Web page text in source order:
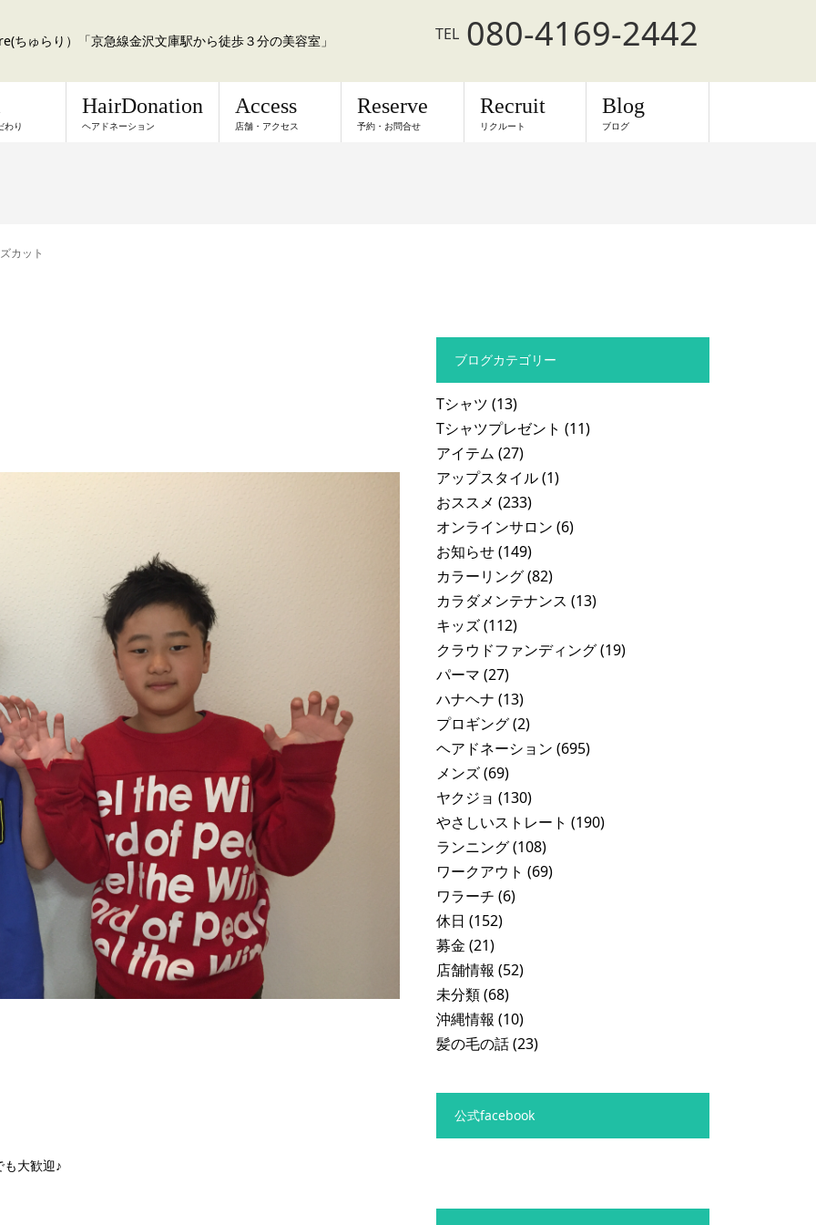
ちゅらり）「京急線金沢文庫駅から徒歩３分の美容室」 TEL 080-4169-2442
わり
HairDonation
ヘアドネーション
Access
店舗・アクセス
Reserve
予約・お問合せ
Recruit
リクルート
Blog
ブログ
カット
大歓迎♪
ブログカテゴリー
Tシャツ (13)
Tシャツプレゼント (11)
アイテム (27)
アップスタイル(1)
おススメ (233)
オンラインサロン (6)
お知らせ(149)
カラーリング(82)
カラダメンテナンス (13)
キッズ(112)
クラウドファンディング(19)
パーマ (27)
ハナヘナ (13)
プロギング(2)
ヘアドネーション (695)
メンズ(69)
ヤクジョ (130)
やさしいストレート (190)
ランニング(108)
ワークアウト (69)
ワラーチ (6)
休日 (152)
募金 (21)
店舗情報 (52)
未分類(68)
沖縄情報 (10)
髪の毛の話(23)
公式facebook